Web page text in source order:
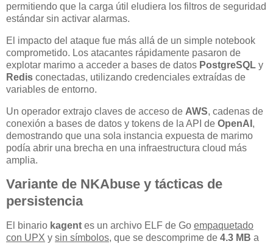
permitiendo que la carga útil eludiera los filtros de seguridad
estándar sin activar alarmas.
El impacto del ataque fue más allá de un simple notebook
comprometido. Los atacantes rápidamente pasaron de
explotar marimo a acceder a bases de datos PostgreSQL y
Redis conectadas, utilizando credenciales extraídas de
variables de entorno.
Un operador extrajo claves de acceso de AWS, cadenas de
conexión a bases de datos y tokens de la API de OpenAI ,
demostrando que una sola instancia expuesta de marimo
podía abrir una brecha en una infraestructura cloud más
amplia.
Variante de NKAbuse y tácticas de
persistencia
El binario kagent es un archivo ELF de Go empaquetado
con UPX y sin símbolos, que se descomprime de 4.3 MB a